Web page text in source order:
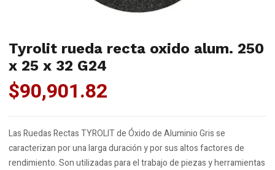
Tyrolit rueda recta oxido alum. 250
x 25 x 32 G24
$90,901.82
Las Ruedas Rectas TYROLIT de Óxido de Aluminio Gris se
caracterizan por una larga duración y por sus altos factores de
rendimiento. Son utilizadas para el trabajo de piezas y herramientas